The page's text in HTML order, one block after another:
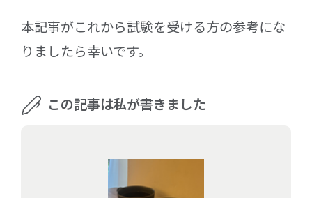
本記事がこれから試験を受ける方の参考にな
りましたら幸いです。
この記事は私が書きました